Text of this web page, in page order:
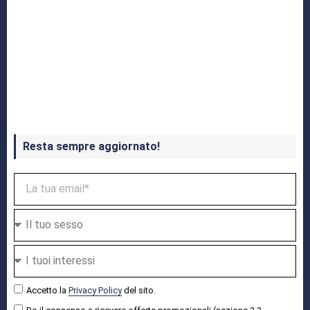
Resta sempre aggiornato!
Accetto la Privacy Policydel sito.